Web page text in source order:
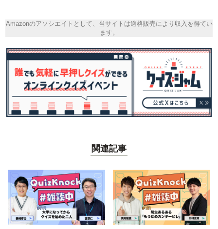
Amazonのアソシエイトとして、当サイトは適格販売により収入を得てい
ます。
関連記事